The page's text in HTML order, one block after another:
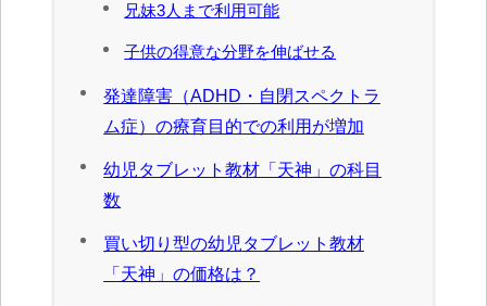
兄妹3人まで利用可能
子供の得意な分野を伸ばせる
発達障害（ADHD・自閉スペクトラ
ム症）の療育目的での利用が増加
幼児タブレット教材「天神」の科目
数
買い切り型の幼児タブレット教材
「天神」の価格は？